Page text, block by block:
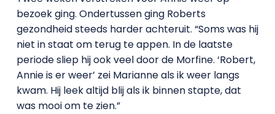
bezoek ging. Ondertussen ging Roberts
gezondheid steeds harder achteruit. “Soms was hij
niet in staat om terug te appen. In de laatste
periode sliep hij ook veel door de Morfine. ‘Robert,
Annie is er weer’ zei Marianne als ik weer langs
kwam. Hij leek altijd blij als ik binnen stapte, dat
was mooi om te zien.”